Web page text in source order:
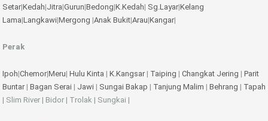
Setar|Kedah|Jitra|Gurun|Bedong|K.Kedah| Sg.Layar|Kelang
Lama|Langkawi|Mergong |Anak Bukit|Arau|Kangar|
Perak
Ipoh|Chemor|Meru| Hulu Kinta | K.Kangsar| Taiping | Changkat Jering | Parit
Buntar| Bagan Serai | Jawi | Sungai Bakap | Tanjung Malim | Behrang | Tapah
| Slim River | Bidor | Trolak | Sungkai |